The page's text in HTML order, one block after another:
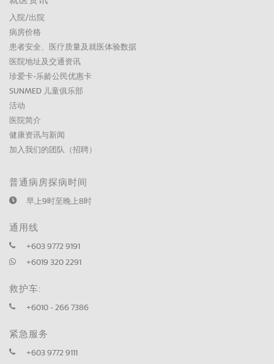
入院/出院
病房价格
患者安全、医疗质量及就医体验数据
医院地址及交通资讯
珍爱卡-乐龄公民优惠卡
SUNMED 儿童俱乐部
活动
医院简介
健康资讯与新闻
加入我们的团队（招聘）
普通病房探病时间
早上9时至晚上8时
通用线
+603 9772 9191
+6019 320 2291
救护车:
+6010 - 266 7386
紧急服务
+603 9772 9111